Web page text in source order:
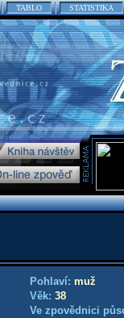
TABLO STATISTIKA
Pohlaví: muž
Věk: 38
Ve zpovědnici